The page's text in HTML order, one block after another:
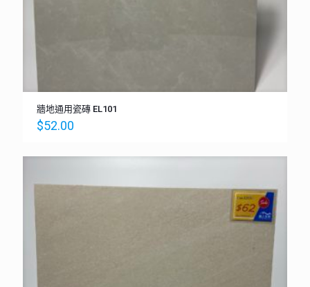
牆地通用瓷磚 EL101
$52.00